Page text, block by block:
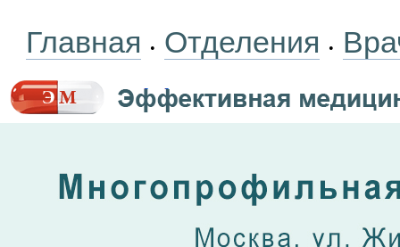
Главная • Отделения •